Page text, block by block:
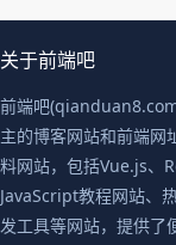
关于前端吧
前端吧
主的博客网站和前端网
料网站，包括Vue.js、
JavaScript教程网站、
发工具等网站，提供了